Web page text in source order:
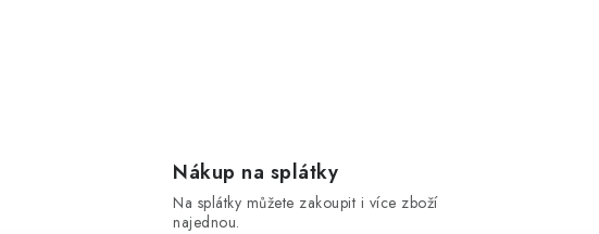
Nákup na splátky
Na splátky můžete zakoupit i více zboží
najednou.